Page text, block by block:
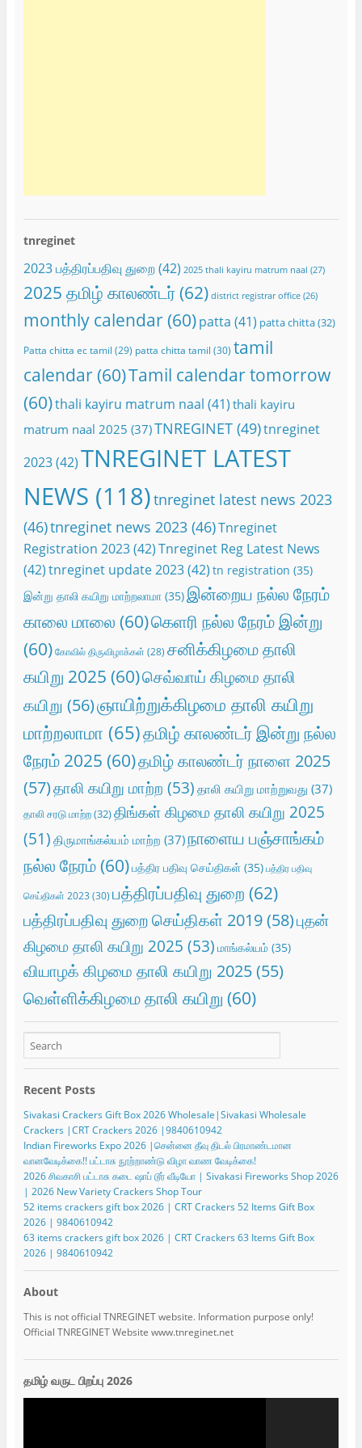
tnreginet
2023 பத்திரப்பதிவு துறை(42) 2025 thali kayiru matrum naal (27)
2025 தமிழ் காலண்டர்(62) district registrar office(26)
monthly calendar(60) patta (41) patta chitta(32)
Patta chitta ec tamil (29) patta chitta tamil (30) tamil
calendar(60)Tamil calendar tomorrow
(60)thali kayiru matrum naal (41) thali kayiru
matrum naal 2025 (37)TNREGINET(49)tnreginet
2023(42)TNREGINET LATEST
NEWS (118)tnreginet latest news 2023
(46)tnreginet news 2023(46)Tnreginet
Registration 2023(42)Tnreginet Reg Latest News
(42)tnreginet update 2023(42) tn registration (35)
இன்று தாலி கயிறு மாற்றலாமா(35)இன்றைய நல்ல நேரம்
காலை மாலை (60)கெளரி நல்ல நேரம் இன்று
(60) கோவில் திருவிழாக்கள் (28) சனிக்கிழமை தாலி
கயிறு 2025 (60)செவ்வாய் கிழமை தாலி
கயிறு (56)ஞாயிற்றுக்கிழமை தாலி கயிறு
மாற்றலாமா (65)தமிழ் காலண்டர் இன்று நல்ல
நேரம் 2025 (60)தமிழ் காலண்டர் நாளை 2025
(57)தாலி கயிறு மாற்ற (53) தாலி கயிறு மாற்றுவது (37)
தாலி சரடு மாற்ற(32)திங்கள் கிழமை தாலி கயிறு 2025
(51) திருமாங்கல்யம் மாற்ற (37)நாளைய பஞ்சாங்கம்
நல்ல நேரம்(60)பத்திர பதிவு செய்திகள்(35) பத்திர பதிவு
செய்திகள் 2023 (30) பத்திரப்பதிவு துறை (62)
பத்திரப்பதிவு துறை செய்திகள் 2019(58)புதன்
கிழமை தாலி கயிறு 2025 (53) மாங்கல்யம்(35)
வியாழக் கிழமை தாலி கயிறு 2025(55)
வெள்ளிக்கிழமை தாலி கயிறு (60)
Recent Posts
Sivakasi Crackers Gift Box 2026 Wholesale|Sivakasi Wholesale
Crackers |CRT Crackers 2026 |9840610942
Indian Fireworks Expo 2026 |சென்னை தீவு திடல் பிரமாண்டமான
வானவேடிக்கை!! பட்டாசு நூற்றாண்டு விழா வாண வேடிக்கை!
2026 சிவகாசி பட்டாசு கடை ஷாப் டூர் வீடியோ | Sivakasi Fireworks Shop 2026
| 2026 New Variety Crackers Shop Tour
52 items crackers gift box 2026 | CRT Crackers 52 Items Gift Box
2026 | 9840610942
63 items crackers gift box 2026 | CRT Crackers 63 Items Gift Box
2026 | 9840610942
About
This is not official TNREGINET website. Information purpose only!
Official TNREGINET Website www.tnreginet.net
தமிழ் வருட பிறப்பு 2026